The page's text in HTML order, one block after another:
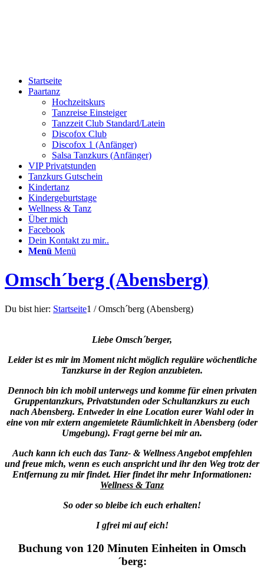
Startseite
Paartanz
Hochzeitskurs
Tanzreise Einsteiger
Tanzzeit Club Standard/Latein
Discofox Club
Discofox 1 (Anfänger)
Salsa Tanzkurs (Anfänger)
VIP Privatstunden
Tanzkurs Gutschein
Kindertanz
Kindergeburtstage
Wellness & Tanz
Über mich
Facebook
Dein Kontakt zu mir..
Menü Menü
Omsch´berg (Abensberg)
Du bist hier: Startseite1 / Omsch´berg (Abensberg)
Liebe Omsch´berger,
Leider ist es mir im Moment nicht möglich reguläre wöchentliche
Tanzkurse in der Region anzubieten.
Dennoch bin ich mobil unterwegs und komme für einen privaten
Gruppentanzkurs, Privatstunden oder Schultanzkurs zu euch
nach Abensberg. Entweder in eine Location eurer Wahl oder in
eine von mir extern angemietete Räumlichkeit in Abensberg (oder
Umgebung). Fragt gerne bei mir an.
Auch kann ich euch das Tanz- & Wellness Angebot empfehlen
und freue mich, wenn es euch anspricht und ihr den Weg trotz der
Entfernung zu mir findet. Hier findet ihr mehr Informationen:
Wellness & Tanz
So oder so bleibe ich euch erhalten!
I gfrei mi auf eich!
Buchung von 120 Minuten Einheiten in Omsch
´berg: